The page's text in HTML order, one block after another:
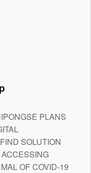
PLANS
SOLUTION
OF COVID-19